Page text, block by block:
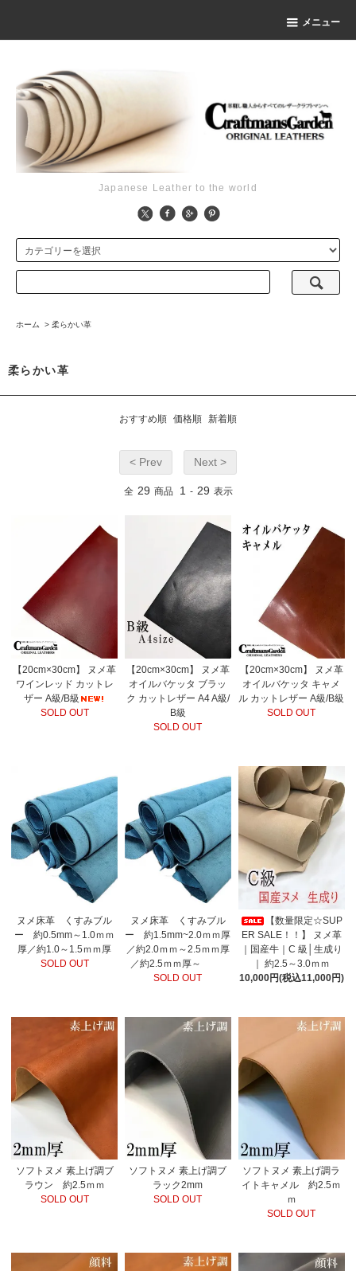
メニュー
Japanese Leather to the world
ホーム > 柔らかい革
柔らかい革
おすすめ順 価格順 新着順
< Prev Next >
全 29 商品 1 - 29 表示
【20cm×30cm】 ヌメ革
ワインレッド カットレ
ザー A級/B級
SOLD OUT
【20cm×30cm】 ヌメ革
オイルバケッタ ブラッ
ク カットレザー A4 A級/
B級
SOLD OUT
【20cm×30cm】 ヌメ革
オイルバケッタ キャメ
ル カットレザー A級/B級
SOLD OUT
ヌメ床革 くすみブル
ー 約0.5mm～1.0ｍｍ
厚／約1.0～1.5ｍｍ厚
SOLD OUT
ヌメ床革 くすみブル
ー 約1.5mm~2.0ｍｍ厚
／約2.0ｍｍ～2.5ｍｍ厚
／約2.5ｍｍ厚～
SOLD OUT
【数量限定☆SUP
ER SALE！！】 ヌメ革
｜国産牛｜C 級│生成り
｜ 約2.5～3.0ｍｍ
10,000円(税込11,000円)
ソフトヌメ 素上げ調ブ
ラウン 約2.5ｍｍ
SOLD OUT
ソフトヌメ 素上げ調ブ
ラック2mm
SOLD OUT
ソフトヌメ 素上げ調ラ
イトキャメル 約2.5ｍ
ｍ
SOLD OUT